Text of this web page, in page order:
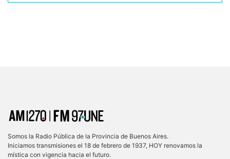
Somos la Radio Pública de la Provincia de Buenos Aires.
Iniciamos transmisiones el 18 de febrero de 1937, HOY renovamos la
mística con vigencia hacia el futuro.